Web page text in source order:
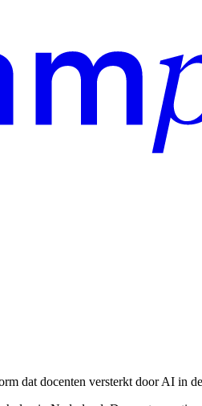
dat docenten versterkt door AI in